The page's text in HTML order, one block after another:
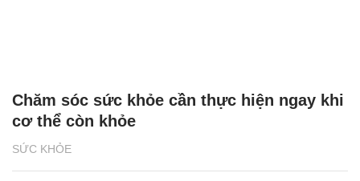
SỨC KHỎE
Chăm sóc sức khỏe cần thực hiện ngay khi
cơ thể còn khỏe